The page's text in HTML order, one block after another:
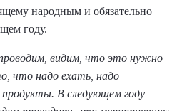
народным и обязательно
году.
видим, что это нужно
что надо ехать, надо
В следующем году